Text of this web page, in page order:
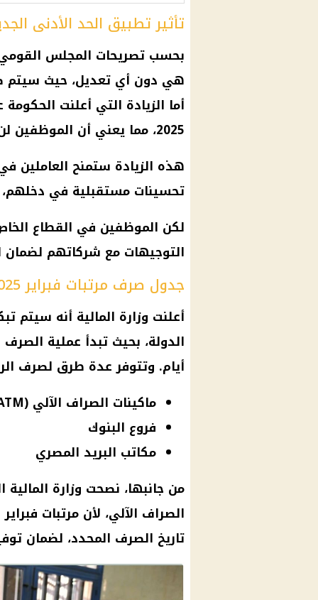
تأثير تطبيق الحد الأدنى
هي دون أي تعديل، حيث سيتم
2025، مما يعني أن الموظفين لن يحصلوا على الزيادة في مرتبات فبراير 2025.
هذه الزيادة ستمنح العاملين
تحسينات مستقبلية في
لكن الموظفين في القطاع
التوجيهات مع شركاتهم لضمان
جدول صرف مرتبات فبراير 2025
أيام. وتتوفر عدة طرق لصرف
ماكينات الصراف الآلي (ATM)
فروع البنوك
مكاتب البريد المصري
من جانبها، نصحت وزارة
تاريخ الصرف المحدد، لضمان